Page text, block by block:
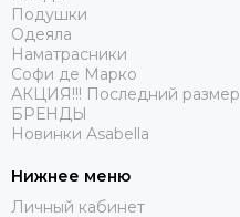
Подушки
Одеяла
Наматрасники
Софи де Марко
АКЦИЯ!!! Последний размер
БРЕНДЫ
Новинки Asabella
Нижнее меню
Личный кабинет